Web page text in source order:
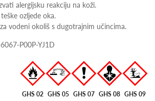
alergijsku reakciju na koži.
ozljede oka.
vodeni okoliš s dugotrajnim učincima.
P00P-YJ1D
GHS 02 GHS 05 GHS 07 GHS 08 GHS 09